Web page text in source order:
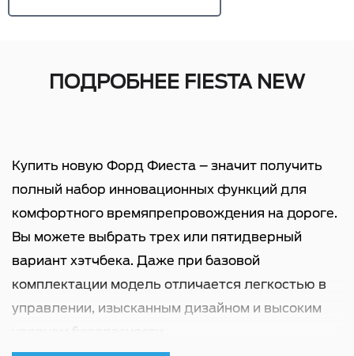
Система беспроводной
Входы USB
Механическая регулировка
сиденья пассажира в 4-х
ПОДРОБНЕЕ FIESTA NEW
Купить новую Форд Фиеста – значит получить
полный набор инновационных функций для
комфортного времяпрепровождения на дороге.
Вы можете выбрать трех или пятидверный
вариант хэтчбека. Даже при базовой
комплектации модель отличается легкостью в
управлении, изысканным дизайном и высоким